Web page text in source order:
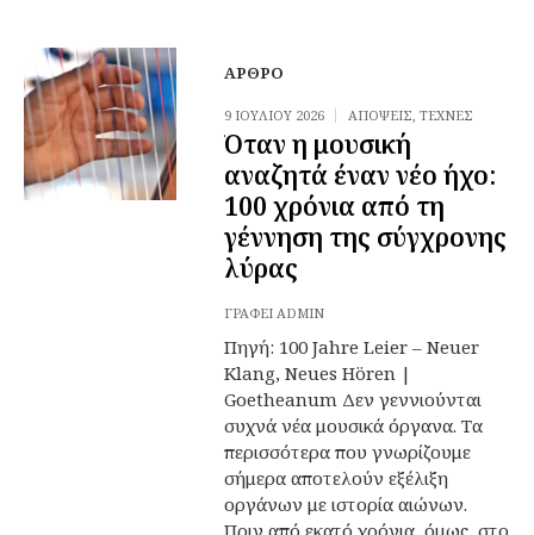
ΆΡΘΡΟ
9 ΙΟΥΛΊΟΥ 2026 ΑΠΌΨΕΙΣ ,ΤΈΧΝΕΣ
Όταν η μουσική
αναζητά έναν νέο ήχο:
100 χρόνια από τη
γέννηση της σύγχρονης
λύρας
ΓΡΆΦΕΙ ADMIN
Πηγή: 100 Jahre Leier – Neuer
Klang, Neues Hören |
Goetheanum Δεν γεννιούνται
συχνά νέα μουσικά όργανα. Τα
περισσότερα που γνωρίζουμε
σήμερα αποτελούν εξέλιξη
οργάνων με ιστορία αιώνων.
Πριν από εκατό χρόνια, όμως, στο